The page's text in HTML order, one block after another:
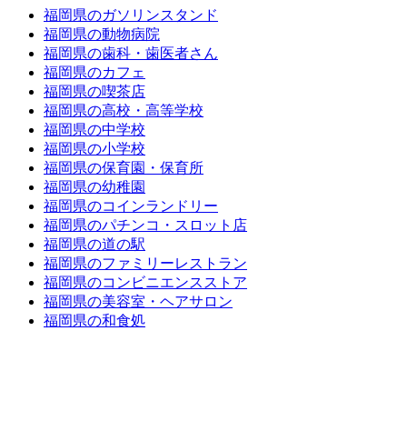
福岡県のガソリンスタンド
福岡県の動物病院
福岡県の歯科・歯医者さん
福岡県のカフェ
福岡県の喫茶店
福岡県の高校・高等学校
福岡県の中学校
福岡県の小学校
福岡県の保育園・保育所
福岡県の幼稚園
福岡県のコインランドリー
福岡県のパチンコ・スロット店
福岡県の道の駅
福岡県のファミリーレストラン
福岡県のコンビニエンスストア
福岡県の美容室・ヘアサロン
福岡県の和食処